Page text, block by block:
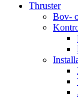
Thruster
Bov-